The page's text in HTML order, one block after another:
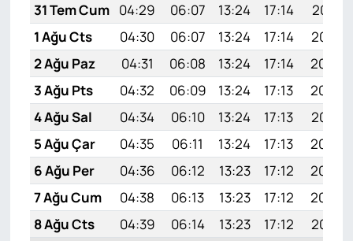
31 Tem Cum 04:29 06:07 13:24 17:14
20:31
1 Ağu Cts
04:30 06:07 13:24 17:14
20:30
2 Ağu Paz
04:31 06:08 13:24 17:14
20:29
3 Ağu Pts
04:32 06:09 13:24 17:13
20:28
4 Ağu Sal
04:34 06:10 13:24 17:13
20:27
5 Ağu Çar
04:35 06:11 13:24 17:13
20:26
6 Ağu Per
04:36 06:12 13:23 17:12
20:25
7 Ağu Cum
04:38 06:13 13:23 17:12
20:24
8 Ağu Cts
04:39 06:14 13:23 17:12
20:23